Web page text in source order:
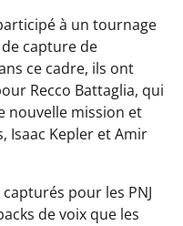
à un tournage
capture de
ce cadre, ils ont
Recco Battaglia, qui
nouvelle mission et
Isaac Kepler et Amir
pour les PNJ
de voix que les